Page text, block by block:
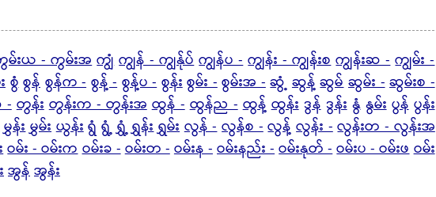
မ်းယ - ကွမ်းအ ကျွံ ကျွန် - ကျွန်ုပ် ကျွန်ပ - ကျွန်း - ကျွန်းစ ကျွန်းဆ - ကျွမ်း -
စွံစွန် စွန်က - စွန့် - စွန့်ပ - စွန်းစွမ်း -စွမ်းအ -ဆွံ့ ဆွန့် ဆွမ်ဆွမ်း -ဆွမ်းစ -
- တွန်း တွန်းက - တွန်းအ ထွန် - ထွန်ည - ထွန့် ထွန်း ဒွန် ဒွန်း နွံ နွမ်း ပွန် ပွန်း
မွှန်း မွှမ်း ယွန်း ရွံ ရွံ့ ရွှံ့ ရွှန်း ရွှမ်း လွန် - လွန်စ - လွန့် လွန်း - လွန်းတ - လွန်းအ
ဝမ်း - ဝမ်းကဝမ်းခ -ဝမ်းတ -ဝမ်းန -ဝမ်းနည်း -ဝမ်းနုတ် -ဝမ်းပ - ဝမ်းဖဝမ်း
အွန်အွန်း